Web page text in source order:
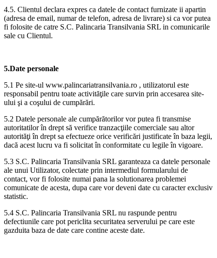
4.5. Clientul declara expres ca datele de contact furnizate ii apartin
(adresa de email, numar de telefon, adresa de livrare) si ca vor putea
fi folosite de catre S.C. Palincaria Transilvania SRL in comunicarile
sale cu Clientul.
5.Date personale
5.1 Pe site-ul www.palincariatransilvania.ro , utilizatorul este
responsabil pentru toate activităţile care survin prin accesarea site-
ului şi a coşului de cumpărări.
5.2 Datele personale ale cumpărătorilor vor putea fi transmise
autoritatilor în drept să verifice tranzacţiile comerciale sau altor
autorităţi în drept sa efectueze orice verificări justificate în baza legii,
dacă acest lucru va fi solicitat în conformitate cu legile în vigoare.
5.3 S.C. Palincaria Transilvania SRL garanteaza ca datele personale
ale unui Utilizator, colectate prin intermediul formularului de
contact, vor fi folosite numai pana la solutionarea problemei
comunicate de acesta, dupa care vor deveni date cu caracter exclusiv
statistic.
5.4 S.C. Palincaria Transilvania SRL nu raspunde pentru
defectiunile care pot periclita securitatea serverului pe care este
gazduita baza de date care contine aceste date.